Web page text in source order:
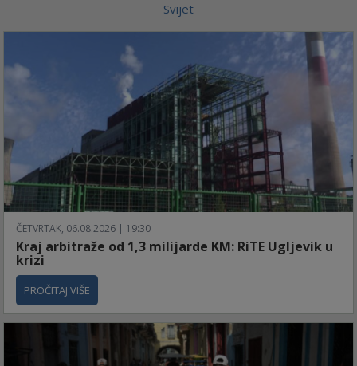
Svijet
ČETVRTAK, 06.08.2026 | 19:30
Kraj arbitraže od 1,3 milijarde KM: RiTE Ugljevik u
krizi
PROČITAJ VIŠE